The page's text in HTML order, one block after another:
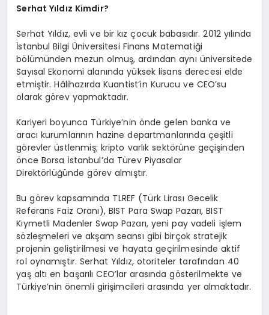
Serhat Yıldız Kimdir?
Serhat Yıldız, evli ve bir kız çocuk babasıdır. 2012 yılında
İstanbul Bilgi Üniversitesi Finans Matematiği
bölümünden mezun olmuş, ardından aynı üniversitede
Sayısal Ekonomi alanında yüksek lisans derecesi elde
etmiştir. Hâlihazırda Kuantist’in Kurucu ve CEO’su
olarak görev yapmaktadır.
Kariyeri boyunca Türkiye’nin önde gelen banka ve
aracı kurumlarının hazine departmanlarında çeşitli
görevler üstlenmiş; kripto varlık sektörüne geçişinden
önce Borsa İstanbul’da Türev Piyasalar
Direktörlüğünde görev almıştır.
Bu görev kapsamında TLREF (Türk Lirası Gecelik
Referans Faiz Oranı), BIST Para Swap Pazarı, BIST
Kıymetli Madenler Swap Pazarı, yeni pay vadeli işlem
sözleşmeleri ve akşam seansı gibi birçok stratejik
projenin geliştirilmesi ve hayata geçirilmesinde aktif
rol oynamıştır. Serhat Yıldız, otoriteler tarafından 40
yaş altı en başarılı CEO’lar arasında gösterilmekte ve
Türkiye’nin önemli girişimcileri arasında yer almaktadır.